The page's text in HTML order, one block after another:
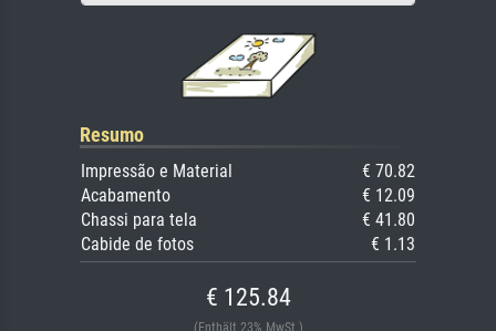
Resumo
Impressão e Material
€ 70.82
Acabamento
€ 12.09
Chassi para tela
€ 41.80
Cabide de fotos
€ 1.13
€ 125.84
(Enthält 23% MwSt.)